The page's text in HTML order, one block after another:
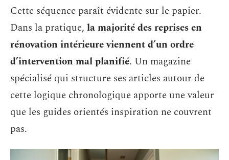
Cette séquence paraît évidente sur le papier.
Dans la pratique, la majorité des reprises en
rénovation intérieure viennent d’un ordre
d’intervention mal planifié. Un magazine
spécialisé qui structure ses articles autour de
cette logique chronologique apporte une valeur
que les guides orientés inspiration ne couvrent
pas.